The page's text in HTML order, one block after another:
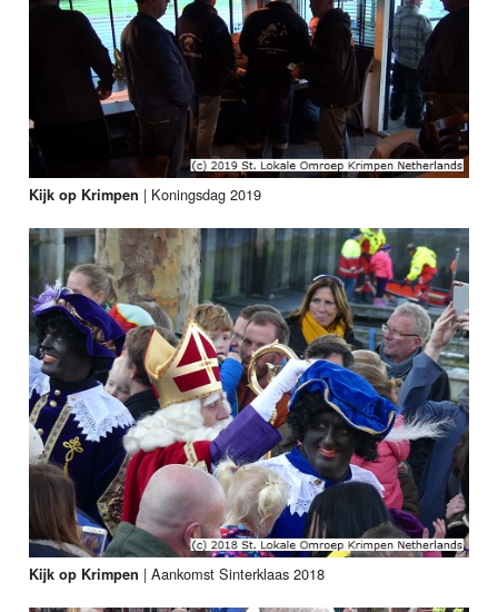
Kijk op Krimpen | Koningsdag 2019
Kijk op Krimpen |Aankomst Sinterklaas 2018